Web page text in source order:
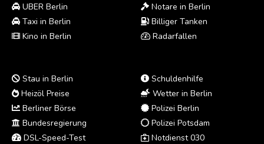
UBER Berlin
Taxi in Berlin
Kino in Berlin
Notare in Berlin
Billiger Tanken
Radarfallen
Stau in Berlin
Heizöl Preise
Berliner Börse
Bundesregierung
DSL-Speed-Test
Schuldenhilfe
Wetter in Berlin
Polizei Berlin
Polizei Potsdam
Notdienst 030